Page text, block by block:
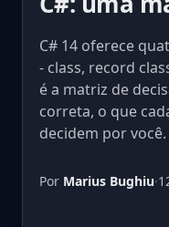
C# 14 oferece
- class, record
é a matriz de
correta, o que
decidem por você.
Por Marius Bughiu·